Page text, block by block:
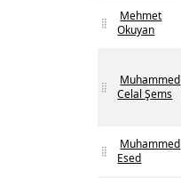
Mehmet
Okuyan
Muhammed
Celal Şems
Muhammed
Esed